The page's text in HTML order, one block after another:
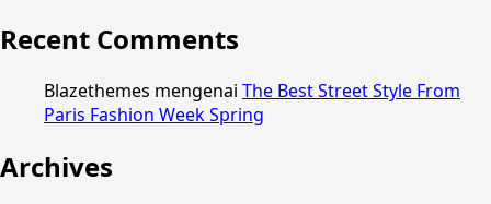
Recent Comments
Blazethemes mengenai The Best Street Style From
Paris Fashion Week Spring
Archives